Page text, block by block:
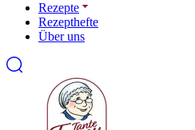
Rezepte
Rezepthefte
Über uns